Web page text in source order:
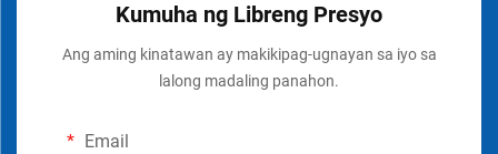
Kumuha ng Libreng Presyo
Ang aming kinatawan ay makikipag-ugnayan sa iyo sa
lalong madaling panahon.
Email